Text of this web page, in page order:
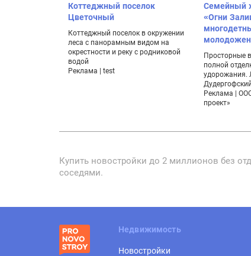
Коттеджный поселок
Цветочный
Коттеджный поселок в окружении
леса с панорамным видом на
окрестности и реку с родниковой
водой
Реклама | test
Семейный
«Огни
Просторные
полной
удорожания.
Реклама |
проект»
Купить новостройки до 2 миллионов без
соседями.
Недвижимость
Новостройки